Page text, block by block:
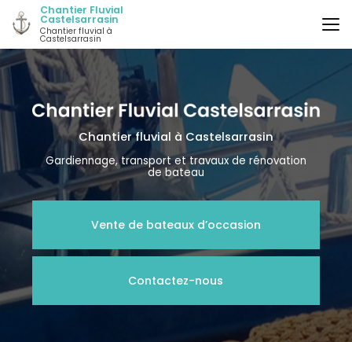
Aller
au
contenu
principal
Chantier Fluvial
Castelsarrasin
Chantier fluvial à
Castelsarrasin
Chantier fluvial à Castelsarrasin
Gardiennage, transport et travaux de rénovation
de bateau
Vente de bateaux d’occasion
Contactez-nous